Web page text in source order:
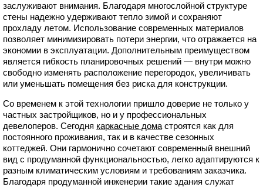
заслуживают внимания. Благодаря многослойной структуре
стены надежно удерживают тепло зимой и сохраняют
прохладу летом. Использование современных материалов
позволяет минимизировать потери энергии, что отражается на
экономии в эксплуатации. Дополнительным преимуществом
является гибкость планировочных решений — внутри можно
свободно изменять расположение перегородок, увеличивать
или уменьшать помещения без риска для конструкции.
Со временем к этой технологии пришло доверие не только у
частных застройщиков, но и у профессиональных
девелоперов. Сегодня каркасные дома строятся как для
постоянного проживания, так и в качестве сезонных
коттеджей. Они гармонично сочетают современный внешний
вид с продуманной функциональностью, легко адаптируются к
разным климатическим условиям и требованиям заказчика.
Благодаря продуманной инженерии такие здания служат